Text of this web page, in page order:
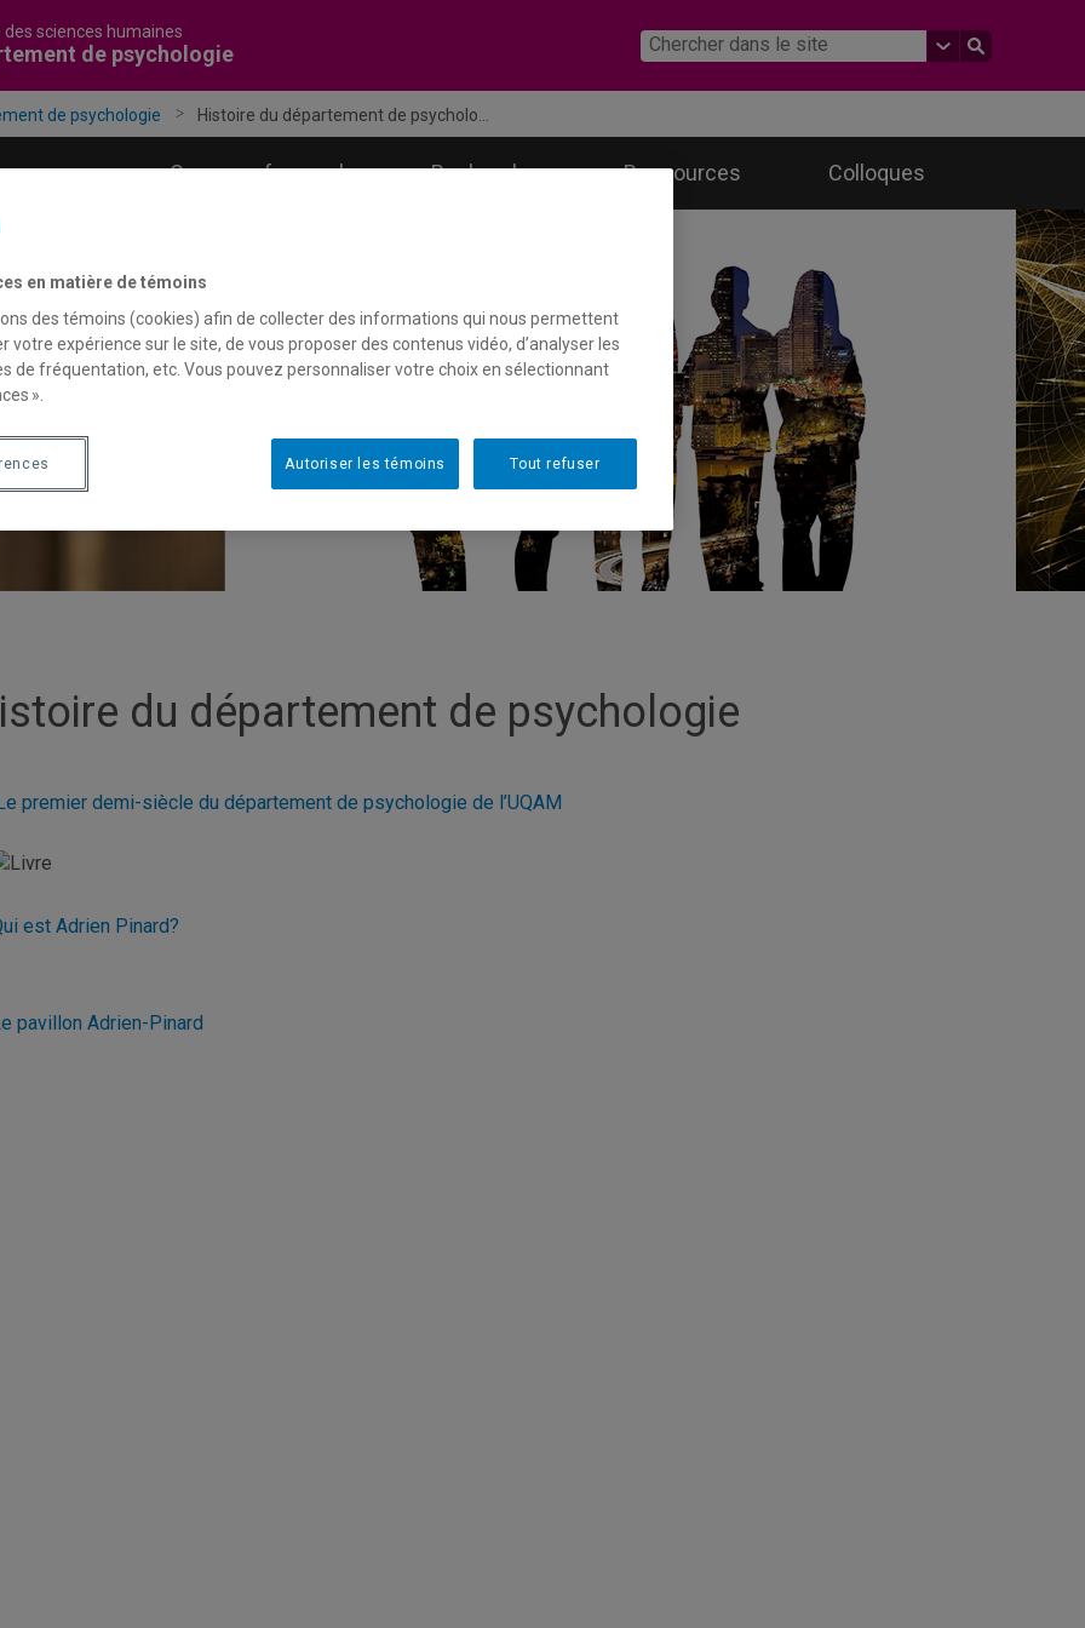
des sciences humaines
de psychologie
de psychologie Histoire du département de psycholo...
Corps professoral Recherche Ressources Colloques
du département de psychologie
premier demi-siècle du département de psychologie de l’UQAM
est Adrien Pinard?
pavillon Adrien-Pinard
en matière de témoins
des témoins (cookies) afin de collecter des informations qui nous permettent
votre expérience sur le site, de vous proposer des contenus vidéo, d’analyser les
de fréquentation, etc. Vous pouvez personnaliser votre choix en sélectionnant
».
Tout refuser
Autoriser les témoins